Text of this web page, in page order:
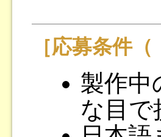
［応募条件
製作中
な目で